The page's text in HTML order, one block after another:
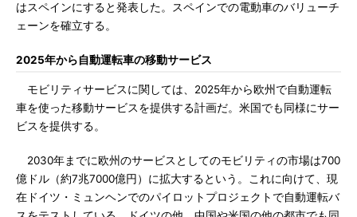
はスペインにすると発表した。スペインでの電動車のバリューチ
ェーンを確立する。
2025年から自動運転車の移動サービス
モビリティサービスに関しては、2025年から欧州で自動運転
車を使った移動サービスを提供する計画だ。米国でも同様にサー
ビスを提供する。
2030年までに欧州のサービスとしてのモビリティの市場は700
億ドル（約7兆7000億円）に拡大するという。これに向けて、現
在ドイツ・ミュンヘンでのパイロットプロジェクトで自動運転バ